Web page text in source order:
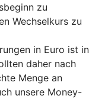
zu
Wechselkurs zu
in Euro ist in
daher nach
Menge an
unsere Money-